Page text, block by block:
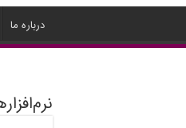
درباره ما